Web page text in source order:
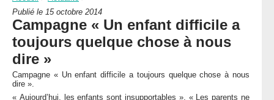
À PROPOS DU REAAP
1ÈRE VISITE
AGENDA
DISPOSITIFS PARENTALITÉ
SITES INTERNET
NUMÉROS VERTS
STRUCTURES
DOCUMENTS
Publié le 15 octobre 2014
Campagne « Un enfant difficile a
toujours quelque chose à nous
dire »
Campagne « Un enfant difficile a toujours quelque chose à nous
dire ».
« Aujourd’hui, les enfants sont insupportables », « Les parents ne